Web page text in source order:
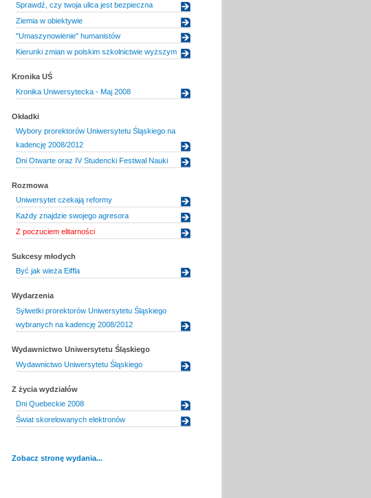
Sprawdź, czy twoja ulica jest bezpieczna
Ziemia w obiektywie
"Umaszynowienie" humanistów
Kierunki zmian w polskim szkolnictwie wyższym
Kronika UŚ
Kronika Uniwersytecka - Maj 2008
Okładki
Wybory prorektorów Uniwersytetu Śląskiego na
kadencję 2008/2012
Dni Otwarte oraz IV Studencki Festiwal Nauki
Rozmowa
Uniwersytet czekają reformy
Każdy znajdzie swojego agresora
Z poczuciem elitarności
Sukcesy młodych
Być jak wieża Eiffla
Wydarzenia
Sylwetki prorektorów Uniwersytetu Śląskiego
wybranych na kadencję 2008/2012
Wydawnictwo Uniwersytetu Śląskiego
Wydawnictwo Uniwersytetu Śląskiego
Z życia wydziałów
Dni Quebeckie 2008
Świat skorelowanych elektronów
Zobacz stronę wydania...